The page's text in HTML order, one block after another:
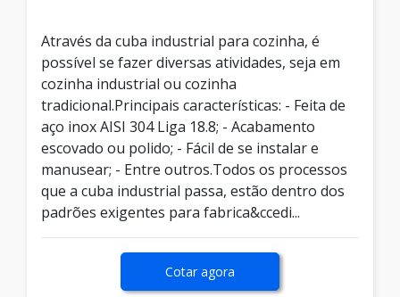
Através da cuba industrial para cozinha, é
possível se fazer diversas atividades, seja em
cozinha industrial ou cozinha
tradicional.Principais características: - Feita de
aço inox AISI 304 Liga 18.8; - Acabamento
escovado ou polido; - Fácil de se instalar e
manusear; - Entre outros.Todos os processos
que a cuba industrial passa, estão dentro dos
padrões exigentes para fabrica&ccedi...
Cotar agora